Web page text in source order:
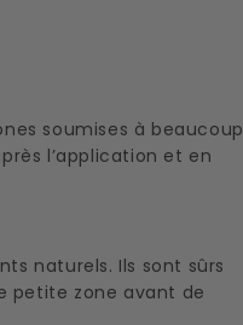
soumises à beaucoup
l’application et en
naturels. Ils sont sûrs
petite zone avant de